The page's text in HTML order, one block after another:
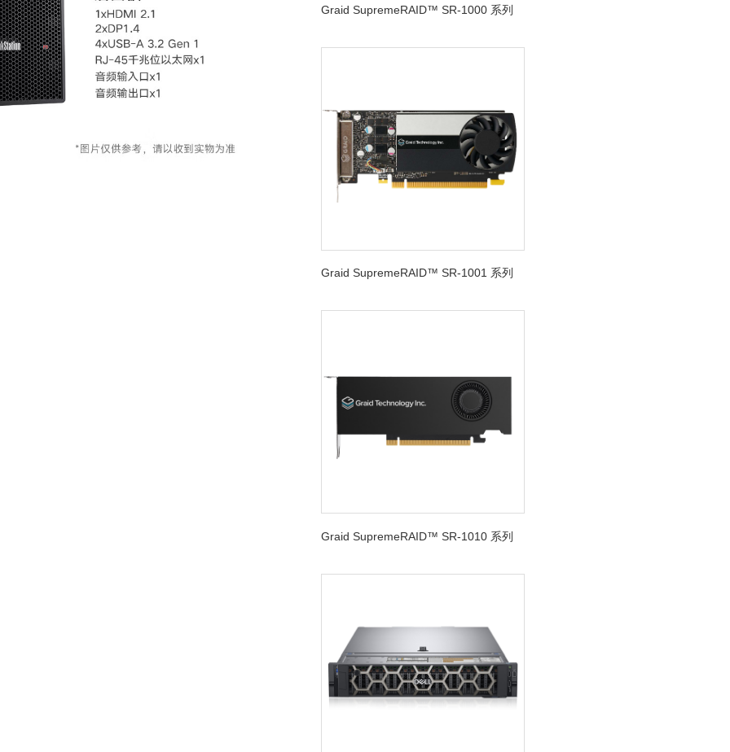
Graid SupremeRAID™ SR-1000 系列
Graid SupremeRAID™ SR-1001 系列
Graid SupremeRAID™ SR-1010 系列